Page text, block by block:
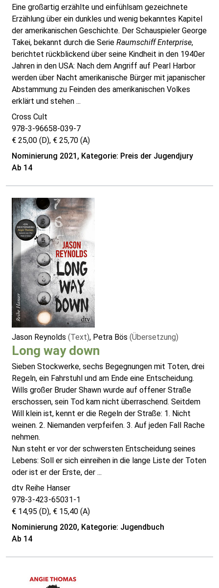
Eine großartig erzählte und einfühlsam gezeichnete
Erzählung über ein dunkles und wenig bekanntes Kapitel
der amerikanischen Geschichte. Der Schauspieler George
Takei, bekannt durch die Serie Raumschiff Enterprise,
berichtet rückblickend über seine Kindheit in den 1940er
Jahren in den USA: Nach dem Angriff auf Pearl Harbor
werden über Nacht amerikanische Bürger mit japanischer
Abstammung zu Feinden des amerikanischen Volkes
erklärt und stehen ...
Cross Cult
978-3-96658-039-7
€ 25,00 (D), € 25,70 (A)
Nominierung 2021, Kategorie: Preis der Jugendjury
Ab 14
Jason Reynolds (Text), Petra Bös (Übersetzung)
Long way down
Sieben Stockwerke, sechs Begegnungen mit Toten, drei
Regeln, ein Fahrstuhl und am Ende eine Entscheidung.
Wills großer Bruder Shawn wurde auf offener Straße
erschossen, sein Tod kam nicht überraschend. Seitdem
Will klein ist, kennt er die Regeln der Straße: 1. Nicht
weinen. 2. Niemanden verpfeifen. 3. Auf jeden Fall Rache
nehmen.
Nun steht er vor der schwersten Entscheidung seines
Lebens: Soll er sich einreihen in die lange Liste der Toten
oder ist er der Erste, der ...
dtv Reihe Hanser
978-3-423-65031-1
€ 14,95 (D), € 15,40 (A)
Nominierung 2020, Kategorie: Jugendbuch
Ab 14